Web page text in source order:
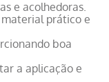
e acolhedoras.
prático e
boa
a aplicação e